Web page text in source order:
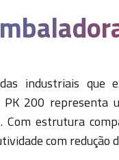
industriais que
200 representa
Com estrutura
com